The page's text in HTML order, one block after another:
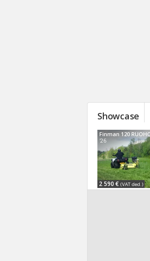
Showcase
'26
2 590 € (VAT ded.)